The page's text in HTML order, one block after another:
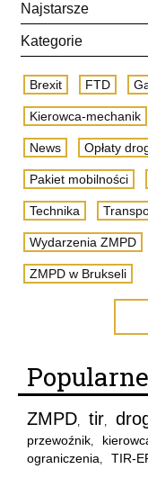
Najstarsze
Kategorie
Brexit FTD
Kierowca-mechanik
News Opłaty
Pakiet mobilności
Technika
Wydarzenia ZMPD
ZMPD w Brukseli
ZMPD, tir,
przewoźnik,
ograniczenia, TIR-